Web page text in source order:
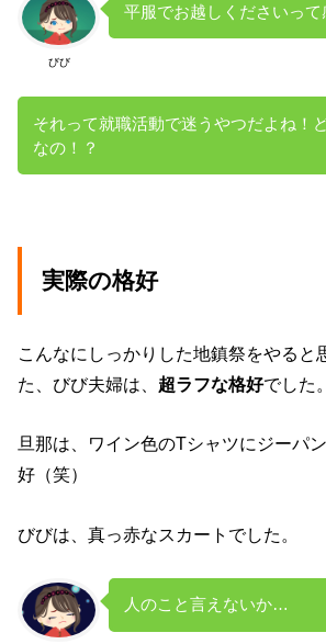
びび
平服でお越しくださいって
それって就職活動で迷うやつだよね！
なの！？
実際の格好
こんなにしっかりした地鎮祭をやると
た、びび夫婦は、 超ラフな格好でした。
旦那は、ワイン色のTシャツにジーパ
好（笑）
びびは、真っ赤なスカートでした。
人のこと言えないか…